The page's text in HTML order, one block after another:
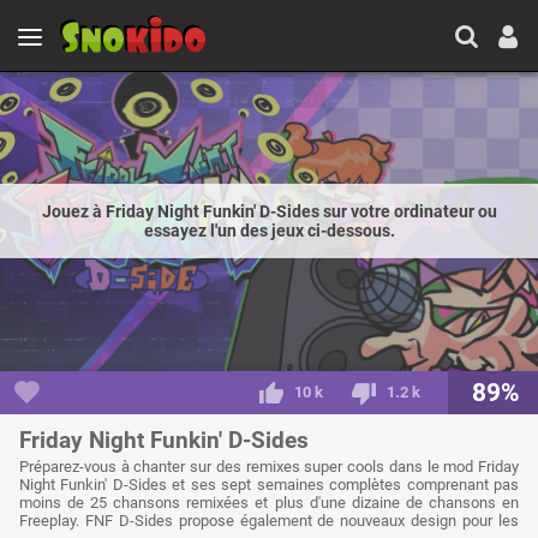
Jouez à Friday Night Funkin' D-Sides sur votre ordinateur ou
essayez l'un des jeux ci-dessous.
10 k 1.2 k 89%
Friday Night Funkin' D-Sides
Préparez-vous à chanter sur des remixes super cools dans le mod Friday
Night Funkin' D-Sides et ses sept semaines complètes comprenant pas
moins de 25 chansons remixées et plus d'une dizaine de chansons en
Freeplay. FNF D-Sides propose également de nouveaux design pour les